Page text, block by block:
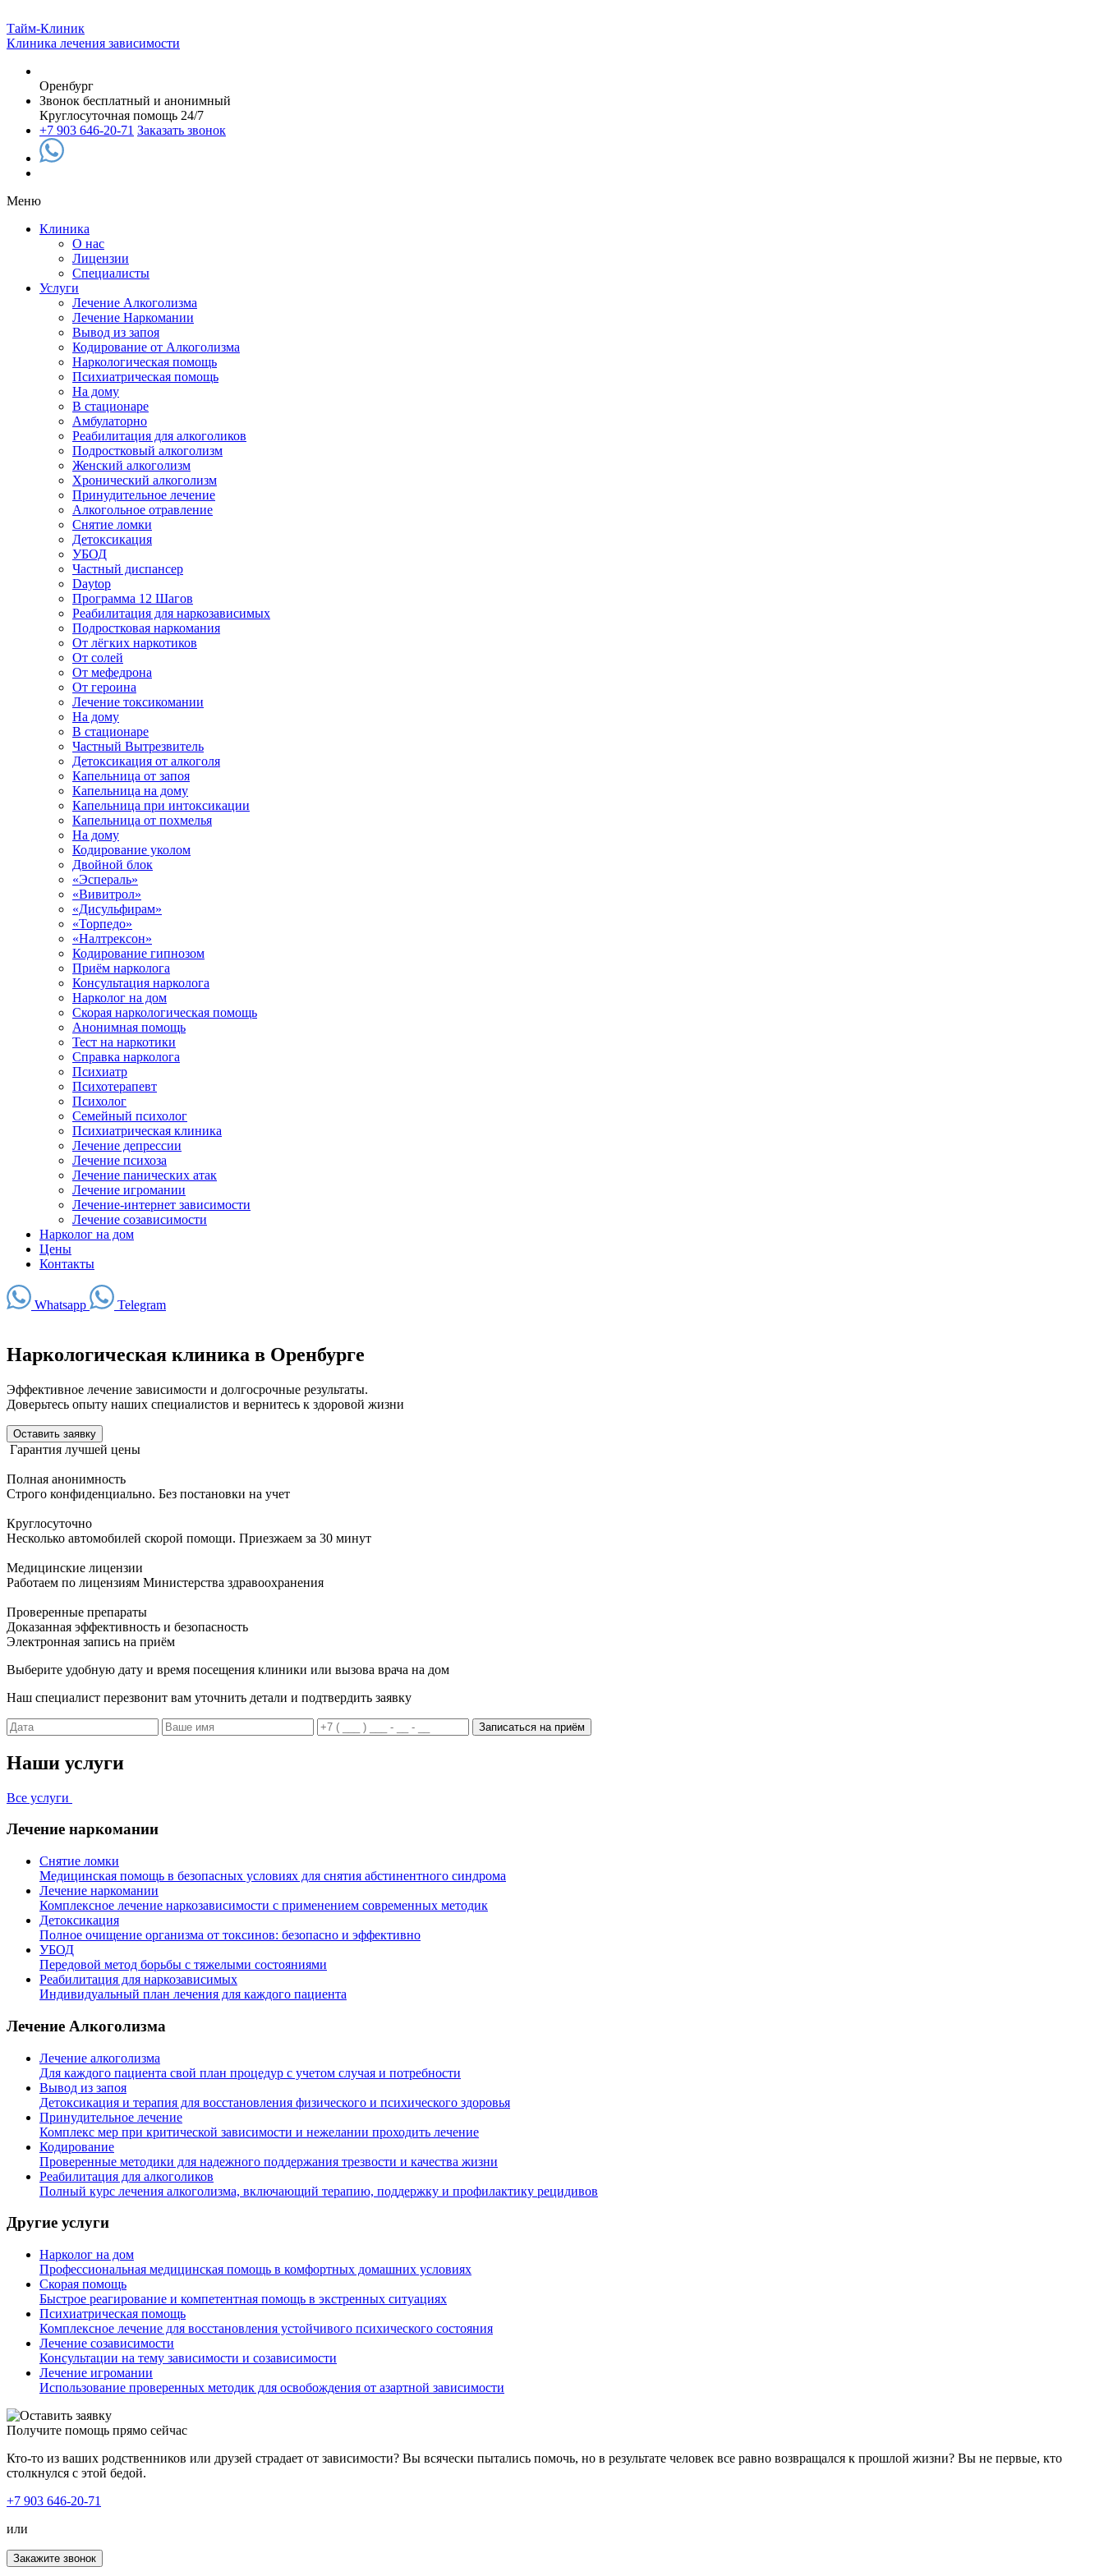
Тайм-Клиник
Клиника лечения зависимости
Оренбург
Звонок бесплатный и анонимный
Круглосуточная помощь 24/7
+7 903 646-20-71 Заказать звонок
Меню
Клиника
О нас
Лицензии
Специалисты
Услуги
Лечение Алкоголизма
Лечение Наркомании
Вывод из запоя
Кодирование от Алкоголизма
Наркологическая помощь
Психиатрическая помощь
На дому
В стационаре
Амбулаторно
Реабилитация для алкоголиков
Подростковый алкоголизм
Женский алкоголизм
Хронический алкоголизм
Принудительное лечение
Алкогольное отравление
Снятие ломки
Детоксикация
УБОД
Частный диспансер
Daytop
Программа 12 Шагов
Реабилитация для наркозависимых
Подростковая наркомания
От лёгких наркотиков
От солей
От мефедрона
От героина
Лечение токсикомании
На дому
В стационаре
Частный Вытрезвитель
Детоксикация от алкоголя
Капельница от запоя
Капельница на дому
Капельница при интоксикации
Капельница от похмелья
На дому
Кодирование уколом
Двойной блок
«Эспераль»
«Вивитрол»
«Дисульфирам»
«Торпедо»
«Налтрексон»
Кодирование гипнозом
Приём нарколога
Консультация нарколога
Нарколог на дом
Скорая наркологическая помощь
Анонимная помощь
Тест на наркотики
Справка нарколога
Психиатр
Психотерапевт
Психолог
Семейный психолог
Психиатрическая клиника
Лечение депрессии
Лечение психоза
Лечение панических атак
Лечение игромании
Лечение-интернет зависимости
Лечение созависимости
Нарколог на дом
Цены
Контакты
Whatsapp Telegram
Наркологическая клиника в Оренбурге
Эффективное лечение зависимости и долгосрочные результаты.
Доверьтесь опыту наших специалистов и вернитесь к здоровой жизни
Оставить заявку
Гарантия лучшей цены
Полная анонимность
Строго конфиденциально. Без постановки на учет
Круглосуточно
Несколько автомобилей скорой помощи. Приезжаем за 30 минут
Медицинские лицензии
Работаем по лицензиям Министерства здравоохранения
Проверенные препараты
Доказанная эффективность и безопасность
Электронная запись на приём
Выберите удобную дату и время посещения клиники или вызова врача на дом
Наш специалист перезвонит вам уточнить детали и подтвердить заявку
Записаться на приём
Наши услуги
Все услуги
Лечение наркомании
Снятие ломки
Медицинская помощь в безопасных условиях для снятия абстинентного синдрома
Лечение наркомании
Комплексное лечение наркозависимости с применением современных методик
Детоксикация
Полное очищение организма от токсинов: безопасно и эффективно
УБОД
Передовой метод борьбы с тяжелыми состояниями
Реабилитация для наркозависимых
Индивидуальный план лечения для каждого пациента
Лечение Алкоголизма
Лечение алкоголизма
Для каждого пациента свой план процедур с учетом случая и потребности
Вывод из запоя
Детоксикация и терапия для восстановления физического и психического здоровья
Принудительное лечение
Комплекс мер при критической зависимости и нежелании проходить лечение
Кодирование
Проверенные методики для надежного поддержания трезвости и качества жизни
Реабилитация для алкоголиков
Полный курс лечения алкоголизма, включающий терапию, поддержку и профилактику рецидивов
Другие услуги
Нарколог на дом
Профессиональная медицинская помощь в комфортных домашних условиях
Скорая помощь
Быстрое реагирование и компетентная помощь в экстренных ситуациях
Психиатрическая помощь
Комплексное лечение для восстановления устойчивого психического состояния
Лечение созависимости
Консультации на тему зависимости и созависимости
Лечение игромании
Использование проверенных методик для освобождения от азартной зависимости
Получите помощь прямо сейчас
Кто-то из ваших родственников или друзей страдает от зависимости? Вы всячески пытались помочь, но в результате человек все равно возвращался к прошлой жизни? Вы не первые, кто
столкнулся с этой бедой.
+7 903 646-20-71
или
Закажите звонок